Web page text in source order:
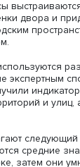
рек,
мнению,